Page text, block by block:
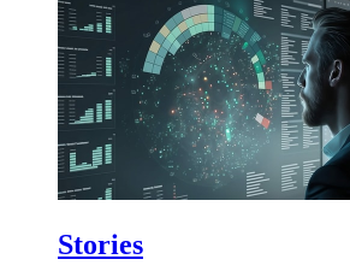
Stories